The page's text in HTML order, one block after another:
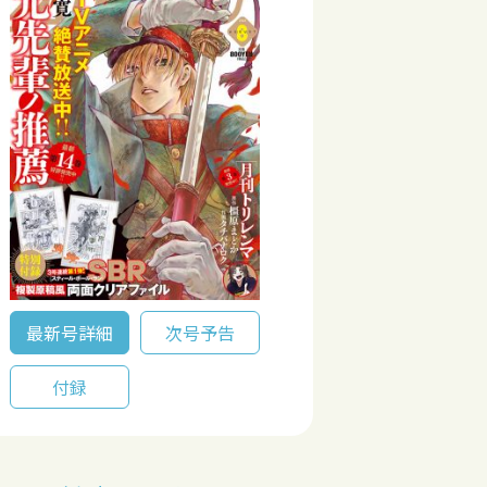
最新号詳細 次号予告
付録